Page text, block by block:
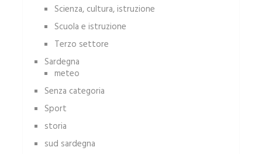
Scienza, cultura, istruzione
Scuola e istruzione
Terzo settore
Sardegna
meteo
Senza categoria
Sport
storia
sud sardegna